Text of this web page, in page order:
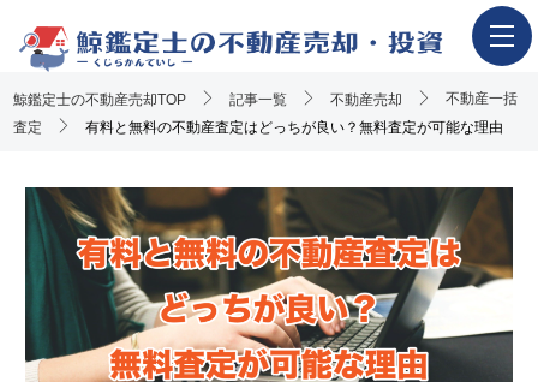
ホーム
一押し査定業者一覧
アンケート調査概要
不動産売却体験談
執筆・監修者
おすすめ記事
鯨鑑定士の不動産売却TOP 記事一覧 不動産売却
不動産一括
査定
有料と無料の不動産査定はどっちが良い？無料査定が可能な理由